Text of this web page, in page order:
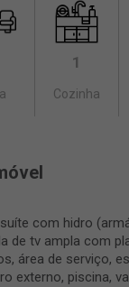
1
Cozinha
com hidro
de tv ampla com
área de serviço,
externo, piscina,